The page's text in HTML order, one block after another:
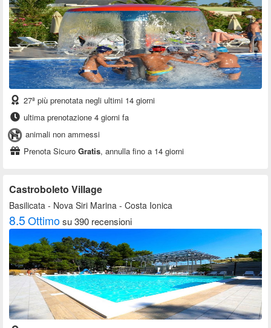
27ª più prenotata negli ultimi 14 giorni
ultima prenotazione 4 giorni fa
animali non ammessi
Prenota Sicuro Gratis, annulla fino a 14 giorni
Castroboleto Village
Basilicata - Nova Siri Marina - Costa Ionica
8.5Ottimosu 390 recensioni